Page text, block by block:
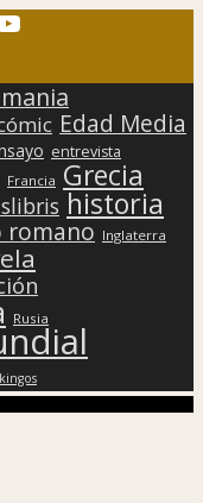
Edad Media
entrevista
Francia Grecia
historia
romano Inglaterra
Rusia